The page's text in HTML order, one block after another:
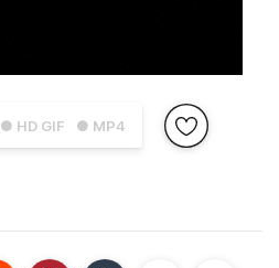
● HD GIF ● MP4